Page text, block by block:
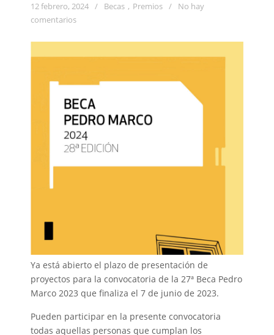
12 febrero, 2024 / Becas , Premios /
No hay
comentarios
Ya está abierto el plazo de presentación de
proyectos para la convocatoria de la 27ª Beca Pedro
Marco 2023 que finaliza el 7 de junio de 2023.
Pueden participar en la presente convocatoria
todas aquellas personas que cumplan los